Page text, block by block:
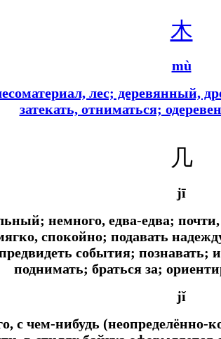
木
mù
лес; деревянный,
затекать, отниматься;
几
jī
немного, едва-едва;
спокойно; подавать
события; познавать;
поднимать; браться за;
jǐ
с чем-нибудь (неопределённо-